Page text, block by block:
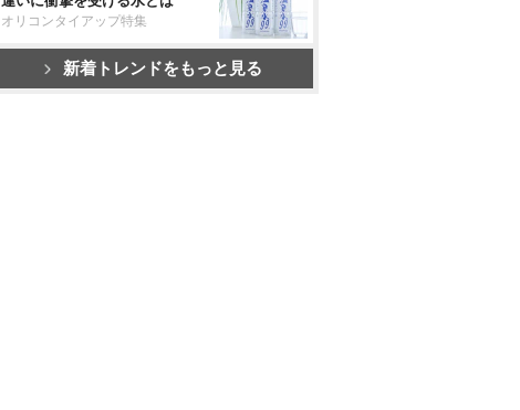
オリコンタイアップ特集
新着トレンドをもっと見る